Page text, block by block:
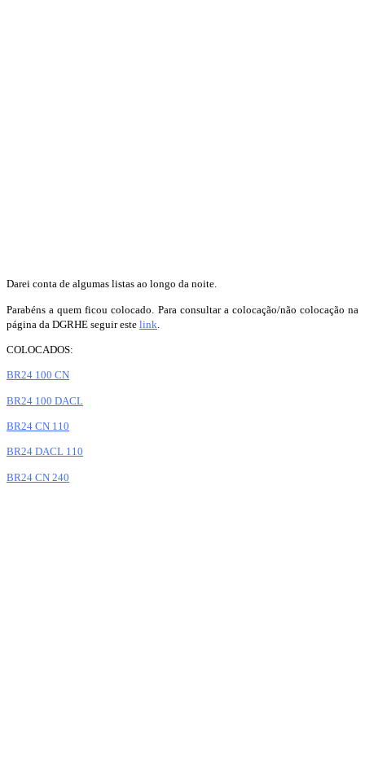
Darei conta de algumas listas ao longo da noite.
Parabéns a quem ficou colocado. Para consultar a colocação/não colocação na
página da DGRHE seguir este link
COLOCADOS:
BR24 100 CN
BR24 100 DACL
BR24 CN 110
BR24 DACL 110
BR24 CN 240